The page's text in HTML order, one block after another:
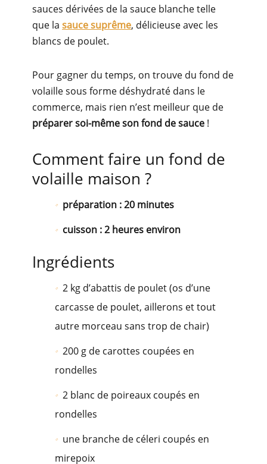
sauces dérivées de la sauce blanche telle
que la sauce suprême, délicieuse avec les
blancs de poulet.
Pour gagner du temps, on trouve du fond de
volaille sous forme déshydraté dans le
commerce, mais rien n’est meilleur que de
préparer soi-même son fond de sauce !
Comment faire un fond de
volaille maison ?
préparation : 20 minutes
cuisson : 2 heures environ
Ingrédients
2 kg d’abattis de poulet (os d’une
carcasse de poulet, aillerons et tout
autre morceau sans trop de chair)
200 g de carottes coupées en
rondelles
2 blanc de poireaux coupés en
rondelles
une branche de céleri coupés en
mirepoix